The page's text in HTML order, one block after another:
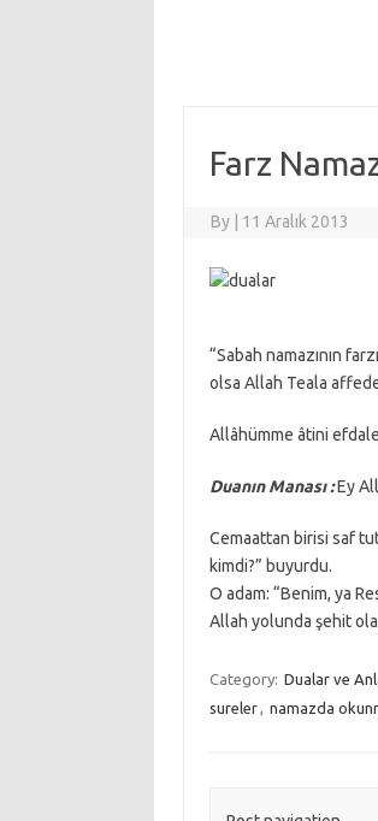
Farz
By 11 Aralık 2013
“Sabah namazının
olsa Allah Teala
Allâhümme âtini efdale
Duanın Manası :Ey
Cemaattan birisi saf
kimdi?” buyurdu.
O adam: “Benim, ya
Allah yolunda şehit
Category: Dualar ve
sureler, namazda